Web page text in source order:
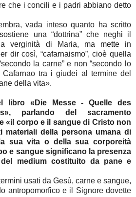
che i concili e i padri abbiano detto
vada inteso quanto ha scritto
una “dottrina” che neghi il
verginità di Maria, ma mette in
dir così, “cafarnaismo”, cioè quella
la carne” e non “secondo lo
Cafarnao tra i giudei al termine del
della vita».
libro «Die Messe - Quelle des
parlando del sacramento
«il corpo e il sangue di Cristo non
materiali della persona umana di
sua vita o della sua corporeità
e sangue significano la presenza
medium costituito da pane e
usati da Gesù, carne e sangue,
antropomorfico e il Signore dovette